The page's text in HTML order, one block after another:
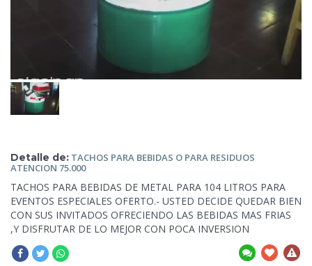
Detalle de: TACHOS PARA BEBIDAS O PARA RESIDUOS
ATENCION 75.000
TACHOS PARA BEBIDAS DE METAL PARA 104 LITROS PARA
EVENTOS ESPECIALES OFERTO.- USTED DECIDE QUEDAR BIEN
CON SUS INVITADOS OFRECIENDO LAS BEBIDAS MAS FRIAS
,Y DISFRUTAR DE LO MEJOR CON POCA INVERSION